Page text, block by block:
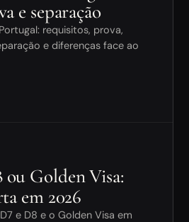
e separação
requisitos, prova,
e diferenças face ao
Golden Visa:
em 2026
e D8 e o Golden Visa em